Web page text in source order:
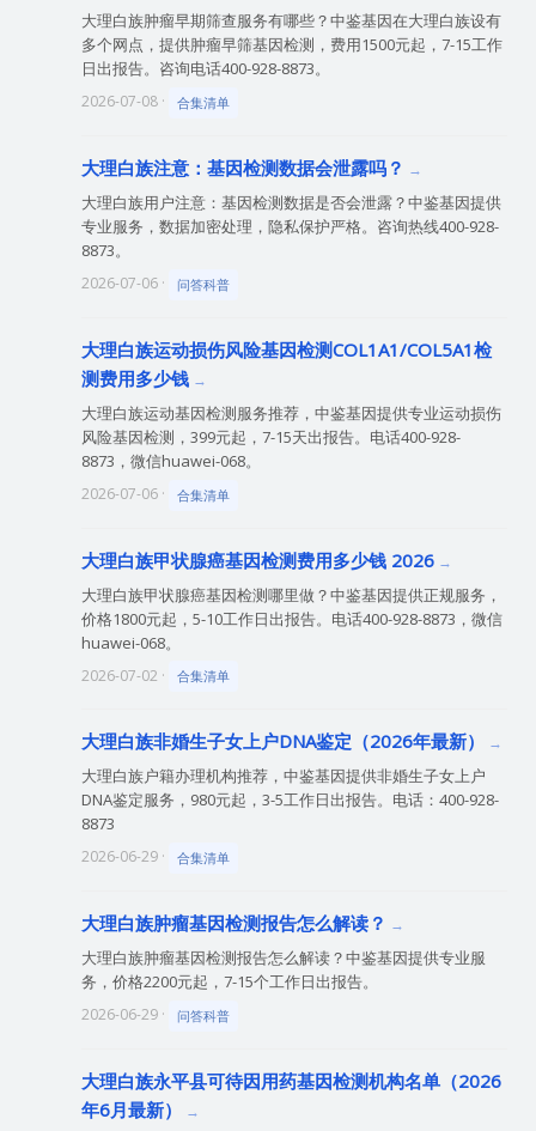
大理白族肿瘤早期筛查服务有哪些？中鉴基因在大理白族设有
多个网点，提供肿瘤早筛基因检测，费用1500元起，7-15工作
日出报告。咨询电话400-928-8873。
2026-07-08 · 合集清单
大理白族注意：基因检测数据会泄露吗？
大理白族用户注意：基因检测数据是否会泄露？中鉴基因提供
专业服务，数据加密处理，隐私保护严格。咨询热线400-928-
8873。
2026-07-06 · 问答科普
大理白族运动损伤风险基因检测COL1A1/COL5A1检
测费用多少钱
大理白族运动基因检测服务推荐，中鉴基因提供专业运动损伤
风险基因检测，399元起，7-15天出报告。电话400-928-
8873，微信huawei-068。
2026-07-06 · 合集清单
大理白族甲状腺癌基因检测费用多少钱 2026
大理白族甲状腺癌基因检测哪里做？中鉴基因提供正规服务，
价格1800元起，5-10工作日出报告。电话400-928-8873，微信
huawei-068。
2026-07-02 · 合集清单
大理白族非婚生子女上户DNA鉴定（2026年最新）
大理白族户籍办理机构推荐，中鉴基因提供非婚生子女上户
DNA鉴定服务，980元起，3-5工作日出报告。电话：400-928-
8873
2026-06-29 · 合集清单
大理白族肿瘤基因检测报告怎么解读？
大理白族肿瘤基因检测报告怎么解读？中鉴基因提供专业服
务，价格2200元起，7-15个工作日出报告。
2026-06-29 · 问答科普
大理白族永平县可待因用药基因检测机构名单（2026
年6月最新）